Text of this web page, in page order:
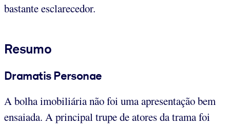
bastante esclarecedor.
Resumo
Dramatis Personae
A bolha imobiliária não foi uma apresentação bem
ensaiada. A principal trupe de atores da trama foi